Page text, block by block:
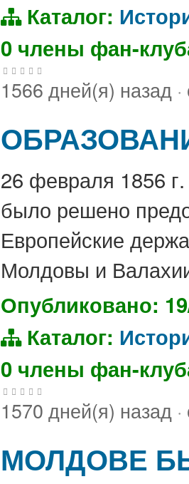
Каталог:
0 члены фан-
1566 дней(я) назад ·
26 февраля 1856
было решено
Европейские
Молдовы и
Опубликовано:
Каталог:
0 члены фан-
1570 дней(я) назад ·
МОЛДОВЕ